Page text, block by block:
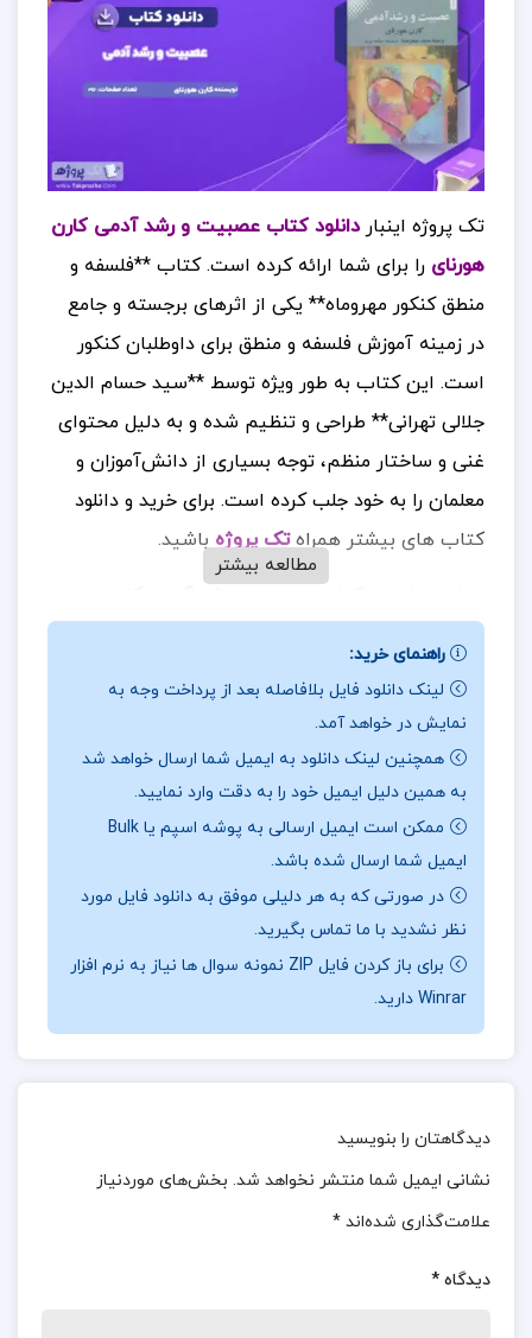
تک پروژه اینبار دانلود کتاب عصبيت و رشد آدمی كارن
هورنای را برای شما ارائه کرده است.کتاب **فلسفه و
منطق کنکور مهروماه** یکی از اثرهای برجسته و جامع
در زمینه آموزش فلسفه و منطق برای داوطلبان کنکور
است. این کتاب به طور ویژه توسط **سید حسام الدین
جلالی تهرانی** طراحی و تنظیم شده و به دلیل محتوای
غنی و ساختار منظم، توجه بسیاری از دانش‌آموزان و
معلمان را به خود جلب کرده است. برای خرید و دانلود
کتاب های بیشتر همراهتک پروژه باشید.
هورنای
این کتاب به گونه‌ای طراحی شده که شامل
**درسنامه‌های جامع** و مفصل است که هر درس به
صورت جداگانه و با دقت توضیح داده شده است. این
درسنامه‌ها به دانش‌آموزان کمک می‌کند تا مفاهیم
پیچیده فلسفه و منطق را به خوبی درک کنند و به صورت
اصولی و ساختاریافته به یادگیری بپردازند.
درباره نویسنده کتاب عصبيت و رشد آدمی كارن
هورنای
علاوه بر درسنامه‌ها، کتاب شامل **تست‌های متنوع**
است که به صورت کتبی، شفاهی و ترکیبی نمره‌دار ارائه
می‌دهند که توانایی‌های خود را در زمینه‌های مختلف
سنجیده و نقاط قوت و ضعف خود را شناسایی کنند. هر
تست دارای **پاسخنامه تشریحی** است که به
دانش‌آموزان کمک می‌کند تا درک بهتری از پاسخ‌ها و
مطالعه بیشتر
راهنمای خرید:
لینک دانلود فایل بلافاصله بعد از پرداخت وجه به
نمایش در خواهد آمد.
همچنین لینک دانلود به ایمیل شما ارسال خواهد شد
به همین دلیل ایمیل خود را به دقت وارد نمایید.
ممکن است ایمیل ارسالی به پوشه اسپم یا Bulk
ایمیل شما ارسال شده باشد.
در صورتی که به هر دلیلی موفق به دانلود فایل مورد
نظر نشدید با ما تماس بگیرید.
برای باز کردن فایل ZIP نمونه سوال ها نیاز به نرم افزار
Winrar دارید.
دیدگاهتان را بنویسید
نشانی ایمیل شما منتشر نخواهد شد. بخش‌های موردنیاز
علامت‌گذاری شده‌اند *
دیدگاه *